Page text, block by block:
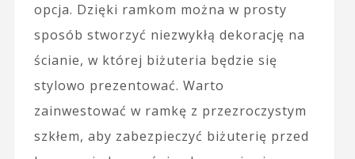
opcja. Dzięki ramkom można w prosty
sposób stworzyć niezwykłą dekorację na
ścianie, w której biżuteria będzie się
stylowo prezentować. Warto
zainwestować w ramkę z przezroczystym
szkłem, aby zabezpieczyć biżuterię przed